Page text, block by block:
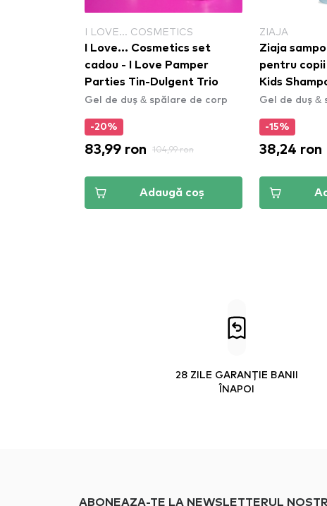
I LOVE... COSMETICS
I Love... Cosmetics set
cadou - I Love Pamper
Parties Tin-Dulgent Trio
Gel de duș & spălare de corp
-20%
83,99 ron 104,99 ron
Adaugă coș
ZIAJA
Ziaja
pentru
Kids
Gel de duș &
-15%
38,24 ron
28 ZILE GARANȚIE BANII
ÎNAPOI
ABONEAZA-TE LA NEWSLETTERUL